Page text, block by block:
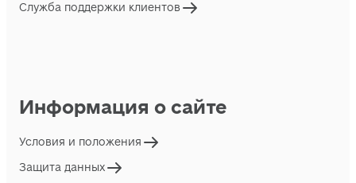
Служба поддержки клиентов
Информация о сайте
Условия и положения
Защита данных